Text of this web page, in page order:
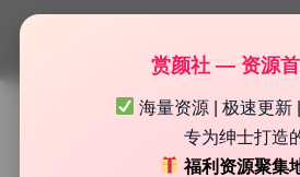
赏颜社 — 资源
海量资源 | 极速更新
专为绅士打造
福利资源聚集